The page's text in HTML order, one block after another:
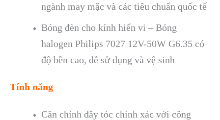
ngành may mặc và các tiêu chuẩn quốc tế
Bóng đèn cho kính hiển vi – Bóng
halogen Philips 7027 12V-50W G6.35 có
độ bền cao, dễ sử dụng và vệ sinh
Tính năng
Căn chỉnh dây tóc chính xác với công